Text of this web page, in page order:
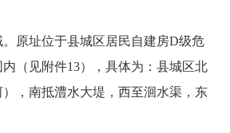
。原址位于县城区居民自建房D级危
（见附件13），具体为：县城区北
，南抵澧水大堤，西至洄水渠，东